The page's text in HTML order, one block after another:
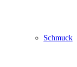
Schmuck